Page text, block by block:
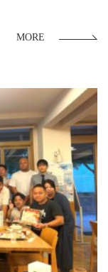
MORE